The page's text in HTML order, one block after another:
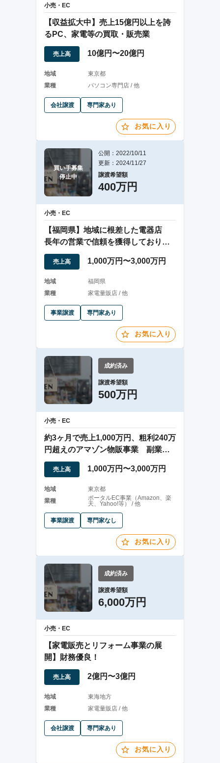
小売・EC
【収益拡大中】売上15億円以上を誇
るPC、家電等の買取・販売業
売上高 10億円〜20億円
地域
東京都
業種
パソコン専門店 / 他
会社譲渡 専門家あり
お気に入り
買い手募集
停止中
公開：2022/10/11
更新：2024/11/27
譲渡希望額
400万円
小売・EC
【福岡県】地域に根差した電器店
長年の営業で信頼を獲得しておりま
す
売上高 1,000万円〜3,000万円
地域
福岡県
業種
家電量販店 / 他
事業譲渡 専門家あり
お気に入り
成約済み
譲渡希望額
500万円
小売・EC
約3ヶ月で売上1,000万円、粗利240万
円超えのアマゾン物販事業 副業運
営
売上高 1,000万円〜3,000万円
地域
東京都
業種
ポータルEC事業（Amazon、楽
天、Yahoo!等） / 他
事業譲渡 専門家なし
お気に入り
成約済み
譲渡希望額
6,000万円
小売・EC
【家電販売とリフォーム事業の展
開】財務優良！
売上高 2億円〜3億円
地域
東海地方
業種
家電量販店 / 他
会社譲渡 専門家あり
お気に入り